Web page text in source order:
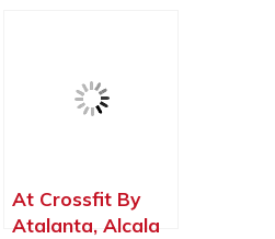
At Crossfit By
Atalanta, Alcala